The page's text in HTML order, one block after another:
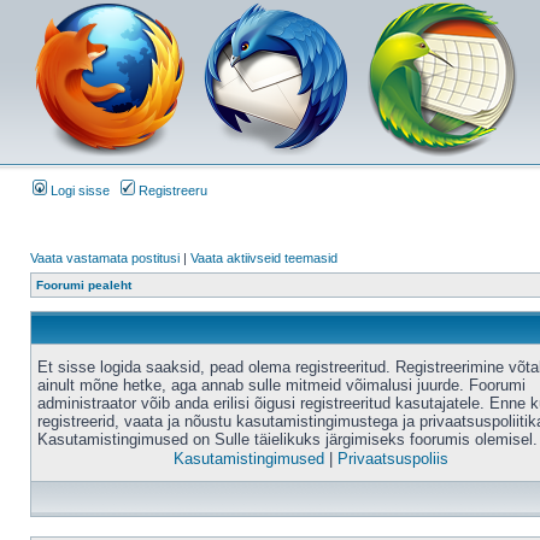
Logi sisse Registreeru
Vaata vastamata postitusi | Vaata aktiivseid teemasid
Foorumi pealeht
Et sisse logida saaksid, pead olema registreeritud. Registreerimine
ainult mõne hetke, aga annab sulle mitmeid võimalusi juurde. Foorumi
administraator võib anda erilisi õigusi registreeritud kasutajatele. Enne
registreerid, vaata ja nõustu kasutamistingimustega ja
Kasutamistingimused on Sulle täielikuks järgimiseks foorumis olemisel.
Kasutamistingimused
Privaatsuspoliis